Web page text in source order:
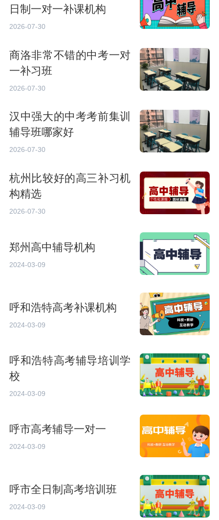
日制一对一补课机构
2026-07-30
商洛非常不错的中考一对
一补习班
2026-07-30
汉中强大的中考考前集训
辅导班哪家好
2026-07-30
杭州比较好的高三补习机
构精选
2026-07-30
郑州高中辅导机构
2024-03-09
呼和浩特高考补课机构
2024-03-09
呼和浩特高考辅导培训学
校
2024-03-09
呼市高考辅导一对一
2024-03-09
呼市全日制高考培训班
2024-03-09